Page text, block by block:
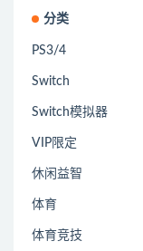
分类
PS3/4
Switch
Switch模拟器
VIP限定
休闲益智
体育
体育竞技